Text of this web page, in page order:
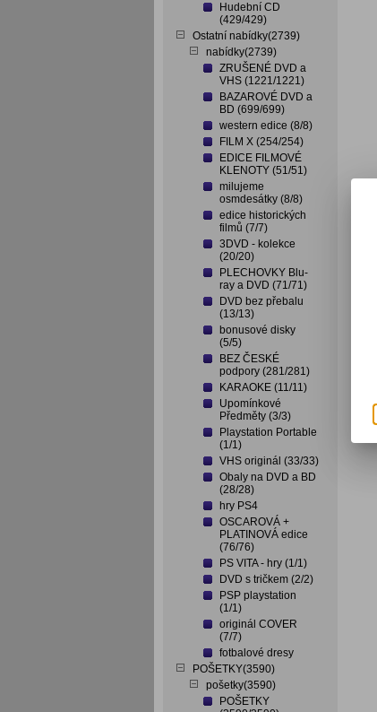
Hudební CD
(429/429)
Ostatní nabídky(2739)
nabídky(2739)
ZRUŠENÉ DVD a
VHS (1221/1221)
BAZAROVÉ DVD a
BD (699/699)
western edice (8/8)
FILM X (254/254)
EDICE FILMOVÉ
KLENOTY (51/51)
milujeme
osmdesátky (8/8)
edice historických
filmů (7/7)
3DVD - kolekce
(20/20)
PLECHOVKY Blu-
ray a DVD (71/71)
DVD bez přebalu
(13/13)
bonusové disky
(5/5)
BEZ ČESKÉ
podpory (281/281)
KARAOKE (11/11)
Upomínkové
Předměty (3/3)
Playstation Portable
(1/1)
VHS originál (33/33)
Obaly na DVD a BD
(28/28)
hry PS4
OSCAROVÁ +
PLATINOVÁ edice
(76/76)
PS VITA - hry (1/1)
DVD s tričkem (2/2)
PSP playstation
(1/1)
originál COVER
(7/7)
fotbalové dresy
POŠETKY(3590)
pošetky(3590)
POŠETKY